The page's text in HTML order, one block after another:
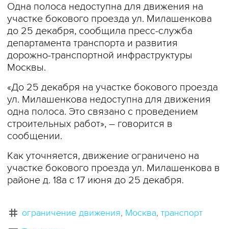
Одна полоса недоступна для движения на
участке бокового проезда ул. Милашенкова
до 25 декабря, сообщила пресс-служба
департамента транспорта и развития
дорожно-транспортной инфраструктуры
Москвы.
«До 25 декабря на участке бокового проезда
ул. Милашенкова недоступна для движения
одна полоса. Это связано с проведением
строительных работ», – говорится в
сообщении.
Как уточняется, движение ограничено на
участке бокового проезда ул. Милашенкова в
районе д. 18а с 17 июня до 25 декабря.
ограничение движения Москва транспорт